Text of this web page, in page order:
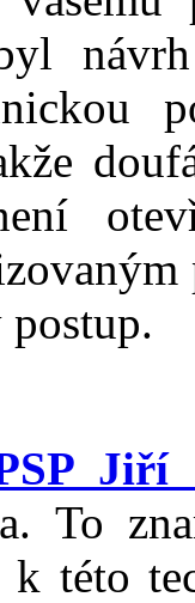
postup.
Jiří
To
této